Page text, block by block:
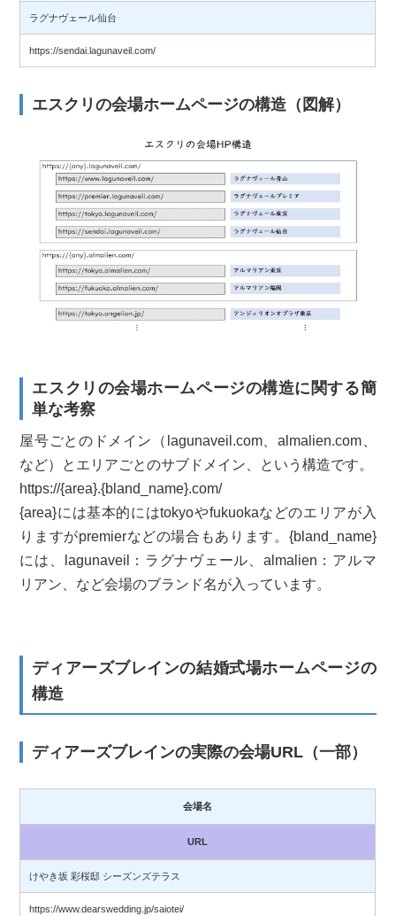
ラグナヴェール仙台
https://sendai.lagunaveil.com/
エスクリの会場ホームページの構造（図解）
エスクリの会場ホームページの構造に関する簡
単な考察
屋号ごとのドメイン（lagunaveil.com、almalien.com、
など）とエリアごとのサブドメイン、という構造です。
https://{area}.{bland_name}.com/
{area}には基本的にはtokyoやfukuokaなどのエリアが入
りますがpremierなどの場合もあります。{bland_name}
には、lagunaveil：ラグナヴェール、almalien：アルマ
リアン、など会場のブランド名が入っています。
ディアーズブレインの結婚式場ホームページの
構造
ディアーズブレインの実際の会場URL（一部）
会場名
URL
けやき坂 彩桜邸 シーズンズテラス
https://www.dearswedding.jp/saiotei/